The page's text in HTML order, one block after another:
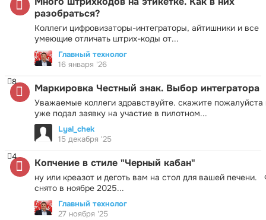
разобраться?
Коллеги цифровизаторы-интеграторы, айтишники и все
умеющие отличать штрих-коды от...
Главный технолог
16 января '26
Маркировка Честный знак. Выбор интегратора
Уважаемые коллеги здравствуйте. скажите пожалуйста
уже подал заявку на участие в пилотном...
8
Lyal_chek
15 декабря '25
Копчение в стиле "Черный кабан"
ну или креазот и деготь вам на стол для вашей печени.
снято в ноябре 2025...
4
Главный технолог
27 ноября '25